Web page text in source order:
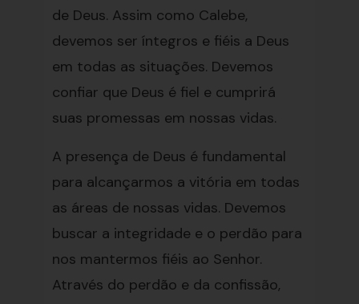
de Deus. Assim como Calebe,
devemos ser íntegros e fiéis a Deus
em todas as situações. Devemos
confiar que Deus é fiel e cumprirá
suas promessas em nossas vidas.
A presença de Deus é fundamental
para alcançarmos a vitória em todas
as áreas de nossas vidas. Devemos
buscar a integridade e o perdão para
nos mantermos fiéis ao Senhor.
Através do perdão e da confissão,